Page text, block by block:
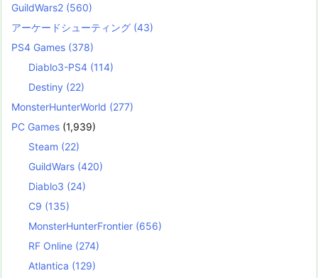
GuildWars2 (560)
アーケードシューティング (43)
PS4 Games (378)
Diablo3-PS4 (114)
Destiny (22)
MonsterHunterWorld (277)
PC Games (1,939)
Steam (22)
GuildWars (420)
Diablo3 (24)
C9 (135)
MonsterHunterFrontier (656)
RF Online (274)
Atlantica (129)